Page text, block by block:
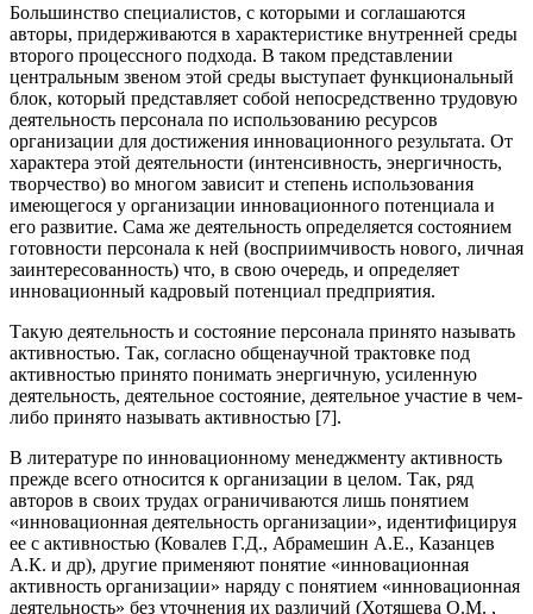
Большинство специалистов, с которыми и соглашаются
авторы, придерживаются в характеристике внутренней среды
второго процессного подхода. В таком представлении
центральным звеном этой среды выступает функциональный
блок, который представляет собой непосредственно трудовую
деятельность персонала по использованию ресурсов
организации для достижения инновационного результата. От
характера этой деятельности (интенсивность, энергичность,
творчество) во многом зависит и степень использования
имеющегося у организации инновационного потенциала и
его развитие. Сама же деятельность определяется состоянием
готовности персонала к ней (восприимчивость нового, личная
заинтересованность) что, в свою очередь, и определяет
инновационный кадровый потенциал предприятия.
Такую деятельность и состояние персонала принято называть
активностью. Так, согласно общенаучной трактовке под
активностью принято понимать энергичную, усиленную
деятельность, деятельное состояние, деятельное участие в чем-
либо принято называть активностью [7].
В литературе по инновационному менеджменту активность
прежде всего относится к организации в целом. Так, ряд
авторов в своих трудах ограничиваются лишь понятием
«инновационная деятельность организации», идентифицируя
ее с активностью (Ковалев Г.Д., Абрамешин А.Е., Казанцев
А.К. и др), другие применяют понятие «инновационная
активность организации» наряду с понятием «инновационная
деятельность» без уточнения их различий (Хотяшева О.М. ,